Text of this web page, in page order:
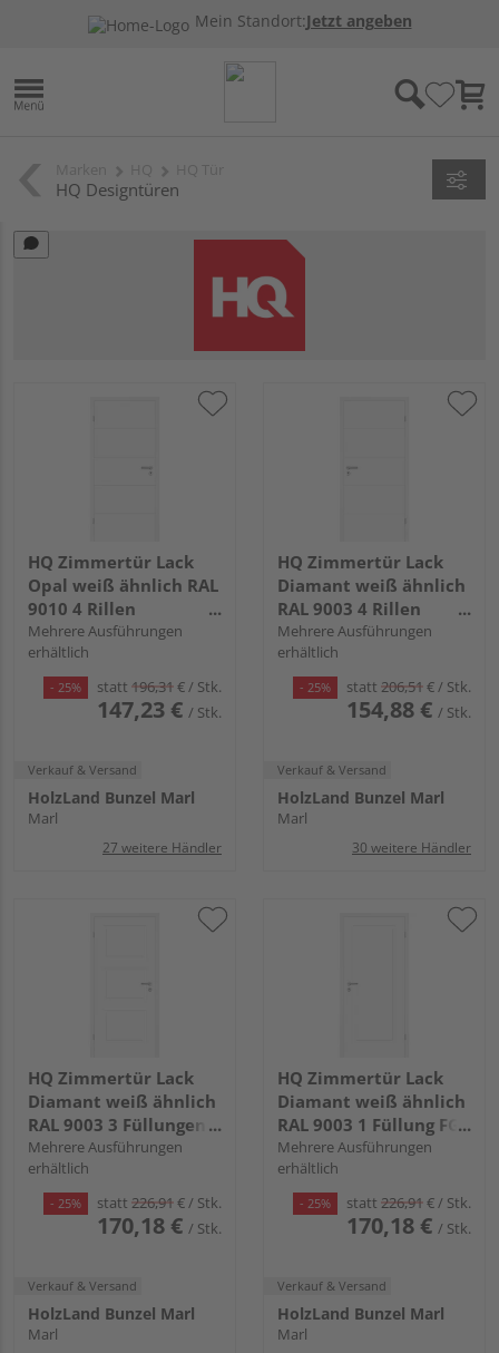
Mein Standort:Jetzt angeben
HQ Designtüren
HQ Zimmertür Lack
Opal weiß ähnlich RAL
9010 4 Rillen
Röhrenspan KK1
Mehrere Ausführungen
erhältlich
- 25% statt 196,31€/ Stk.
147,23 € / Stk.
Verkauf & Versand
HolzLand Bunzel Marl
Marl
27 weitere Händler
HQ Zimmertür Lack
Diamant weiß ähnlich
RAL 9003 4 Rillen
Röhrenspan KK1
Mehrere Ausführungen
erhältlich
- 25% statt 206,51€/ Stk.
154,88 € / Stk.
Verkauf & Versand
HolzLand Bunzel Marl
Marl
30 weitere Händler
HQ Zimmertür Lack
Diamant weiß ähnlich
RAL 9003 3 Füllungen
FG Röhrenspan KK1
Mehrere Ausführungen
erhältlich
- 25% statt 226,91€/ Stk.
170,18 € / Stk.
Verkauf & Versand
HolzLand Bunzel Marl
Marl
HQ Zimmertür Lack
Diamant weiß ähnlich
RAL 9003 1 Füllung FG
Röhrenspan KK1
Mehrere Ausführungen
erhältlich
- 25% statt 226,91€/ Stk.
170,18 € / Stk.
Verkauf & Versand
HolzLand Bunzel Marl
Marl